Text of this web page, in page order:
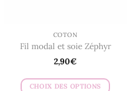
COTON
Fil modal et soie Zéphyr
2,90€
CHOIX DES OPTIONS